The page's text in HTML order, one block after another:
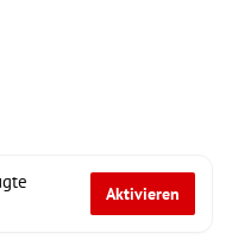
Aktivieren